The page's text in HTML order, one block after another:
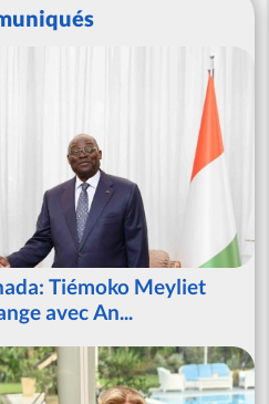
Tiémoko Meyliet
avec An...